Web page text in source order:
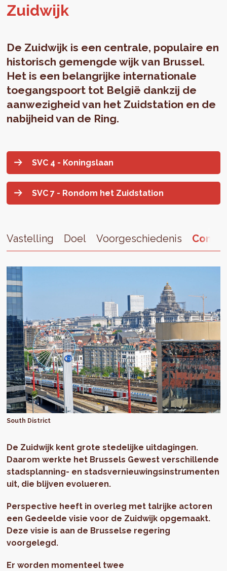
Zuid­wijk
De Zuidwijk is een centrale, populaire en
historisch gemengde wijk van Brussel.
Het is een belangrijke internationale
toegangspoort tot België dankzij de
aanwezigheid van het Zuidstation en de
nabijheid van de Ring.
SVC 4 - Koningslaan
SVC 7 - Rondom het Zuidstation
Vastelling Doel Voorgeschiedenis
South District
De Zuidwijk kent grote stedelijke uitdagingen.
Daarom werkte het Brussels Gewest verschillende
stadsplanning- en stadsvernieuwingsinstrumenten
uit, die blijven evolueren.
Perspective heeft in overleg met talrijke actoren
een Gedeelde visie voor de Zuidwijk opgemaakt.
Deze visie is aan de Brusselse regering
voorgelegd.
Er worden momenteel twee